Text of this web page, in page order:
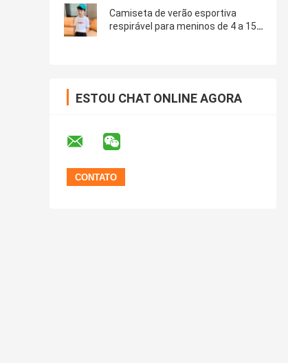
Camiseta de verão esportiva
respirável para meninos de 4 a 15
ESTOU CHAT ONLINE AGORA